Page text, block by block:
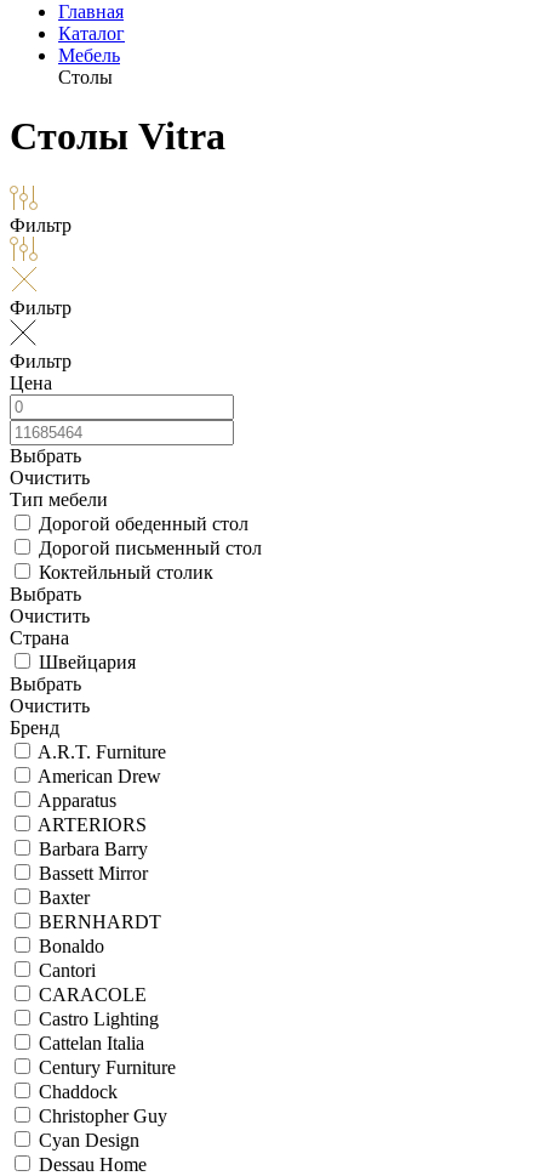
Главная
Каталог
Мебель
Столы
Столы Vitra
Фильтр
Фильтр
Фильтр
Цена
Выбрать
Очистить
Тип мебели
Дорогой обеденный стол
Дорогой письменный стол
Коктейльный столик
Выбрать
Очистить
Страна
Швейцария
Выбрать
Очистить
Бренд
A.R.T. Furniture
American Drew
Apparatus
ARTERIORS
Barbara Barry
Bassett Mirror
Baxter
BERNHARDT
Bonaldo
Cantori
CARACOLE
Castro Lighting
Cattelan Italia
Century Furniture
Chaddock
Christopher Guy
Cyan Design
Dessau Home